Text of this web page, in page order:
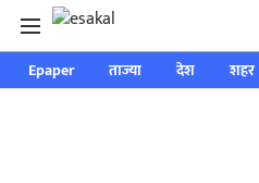
Epaper ताज्या देश शहर